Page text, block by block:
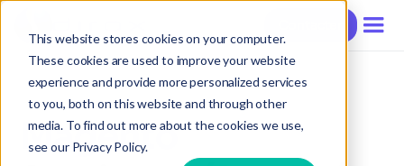
This website stores cookies on your computer.
These cookies are used to improve your website
experience and provide more personalized services
to you, both on this website and through other
media. To find out more about the cookies we use,
see our Privacy Policy.
Magento